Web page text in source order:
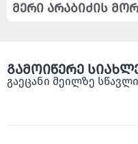
მერი არაბიძის
გამოიწერე
გაეცანი მეილზე